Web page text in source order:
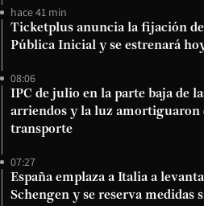
hace 41 min
Ticketplus anuncia la fijación
Pública Inicial y se estrenará
08:06
IPC de julio en la parte baja de
arriendos y la luz amortiguaron
transporte
07:27
España emplaza a Italia a
Schengen y se reserva medidas